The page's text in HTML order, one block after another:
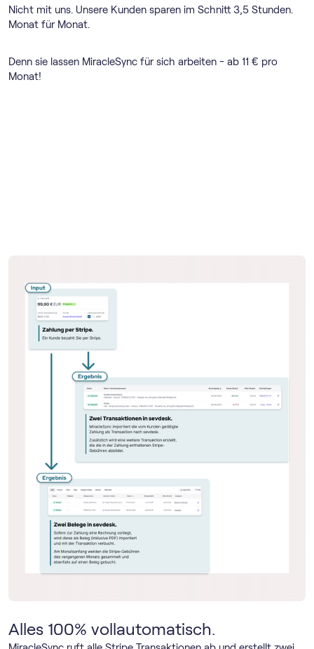
Nicht mit uns. Unsere Kunden sparen im Schnitt 3,5 Stunden.
Monat für Monat.
Denn sie lassen MiracleSync für sich arbeiten - ab 11 € pro
Monat!
Alles 100% vollautomatisch.